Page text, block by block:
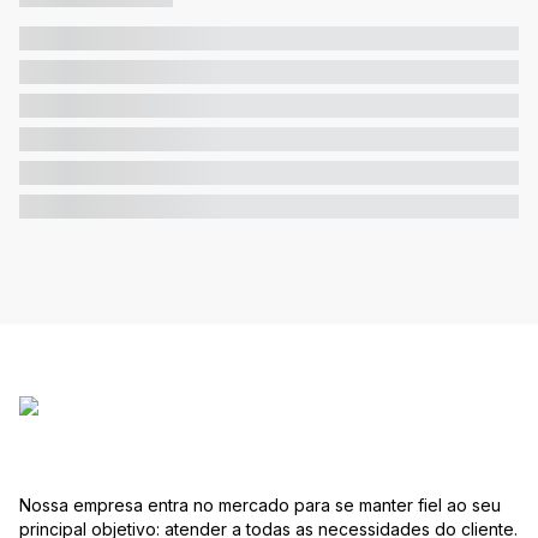
Nossa empresa entra no mercado para se manter fiel ao seu
principal objetivo: atender a todas as necessidades do cliente.